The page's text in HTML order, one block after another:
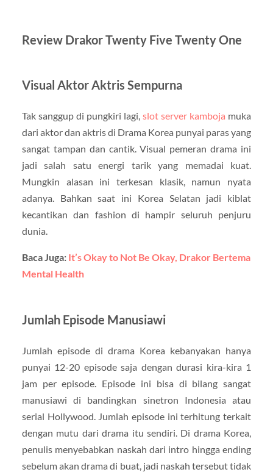
Review Drakor Twenty Five Twenty One
Visual Aktor Aktris Sempurna
Tak sanggup di pungkiri lagi,slot server kamboja muka
dari aktor dan aktris di Drama Korea punyai paras yang
sangat tampan dan cantik. Visual pemeran drama ini
jadi salah satu energi tarik yang memadai kuat.
Mungkin alasan ini terkesan klasik, namun nyata
adanya. Bahkan saat ini Korea Selatan jadi kiblat
kecantikan dan fashion di hampir seluruh penjuru
dunia.
Baca Juga: It’s Okay to Not Be Okay, Drakor Bertema
Mental Health
Jumlah Episode Manusiawi
Jumlah episode di drama Korea kebanyakan hanya
punyai 12-20 episode saja dengan durasi kira-kira 1
jam per episode. Episode ini bisa di bilang sangat
manusiawi di bandingkan sinetron Indonesia atau
serial Hollywood. Jumlah episode ini terhitung terkait
dengan mutu dari drama itu sendiri. Di drama Korea,
penulis menyebabkan naskah dari intro hingga ending
sebelum akan drama di buat, jadi naskah tersebut tidak